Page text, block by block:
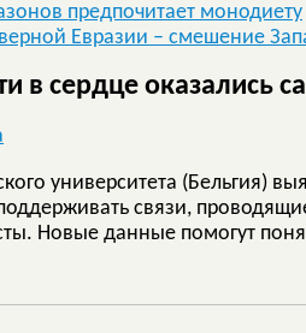
предпочитает монодиету
Евразии – смешение
в сердце оказались
университета (Бельгия)
связи,
Новые данные помогут